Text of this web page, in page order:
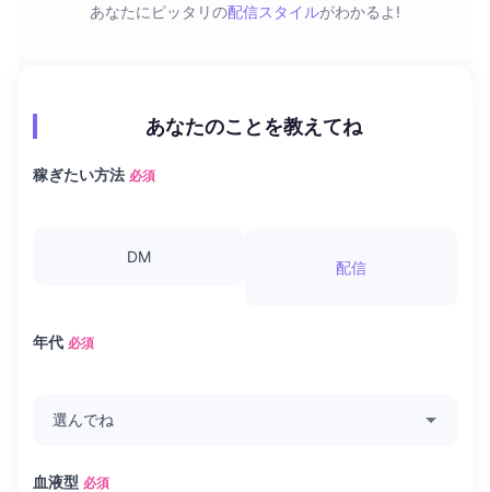
あなたにピッタリの配信スタイルがわかるよ!
あなたのことを教えてね
稼ぎたい方法 必須
DM
配信
年代 必須
血液型 必須